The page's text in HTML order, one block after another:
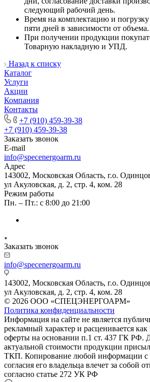
следующий рабочий день.
Время на комплектацию и
пяти дней в зависимости от объема.
При получении продукции
Товарную накладную и УПД.
Назад к списку
Каталог
Услуги
Акции
Компания
Контакты
+7 (910) 459-39-38
+7 (910) 459-39-38
Заказать звонок
E-mail
info@specenergoarm.ru
Адрес
143002, Московская Область, г.о.
ул Акуловская, д. 2, стр. 4, ком. 28
Режим работы
Пн. – Пт.: с 8:00 до 21:00
Заказать звонок
info@specenergoarm.ru
143002, Московская Область, г.о.
ул Акуловская, д. 2, стр. 4, ком. 28
© 2026 ООО «СПЕЦЭНЕРГОАРМ»
Политика конфиденциальности
Информация на сайте не является
рекламный характер и расценивается
оферты на основании п.1 ст. 437 ГК РФ.
актуальной стоимости продукции
ТКП. Копирование любой информации с
согласия его владельца влечет за собой
согласно статье 272 УК РФ